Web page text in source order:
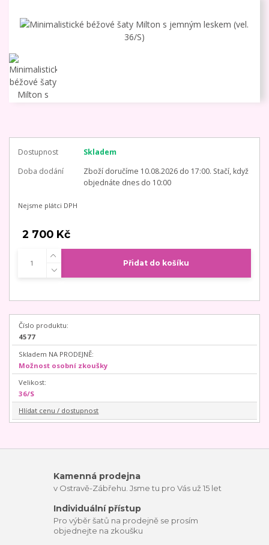
Dostupnost
Skladem
Doba dodání
Zboží doručíme 10.08.2026 do 17:00. Stačí, když
objednáte dnes do 10:00
Nejsme plátci DPH
2 700 Kč
Přidat do košíku
Číslo produktu:
4577
Skladem NA PRODEJNĚ:
Možnost osobní zkoušky
Velikost:
36/S
Hlídat cenu / dostupnost
Kamenná prodejna
v Ostravě-Zábřehu. Jsme tu pro Vás už 15 let
Individuální přístup
Pro výběr šatů na prodejně se prosím
objednejte na zkoušku